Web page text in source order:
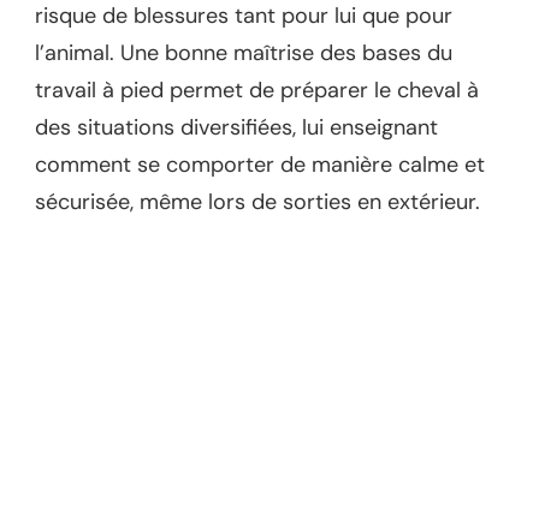
risque de blessures tant pour lui que pour
l’animal. Une bonne maîtrise des bases du
travail à pied permet de préparer le cheval à
des situations diversifiées, lui enseignant
comment se comporter de manière calme et
sécurisée, même lors de sorties en extérieur.